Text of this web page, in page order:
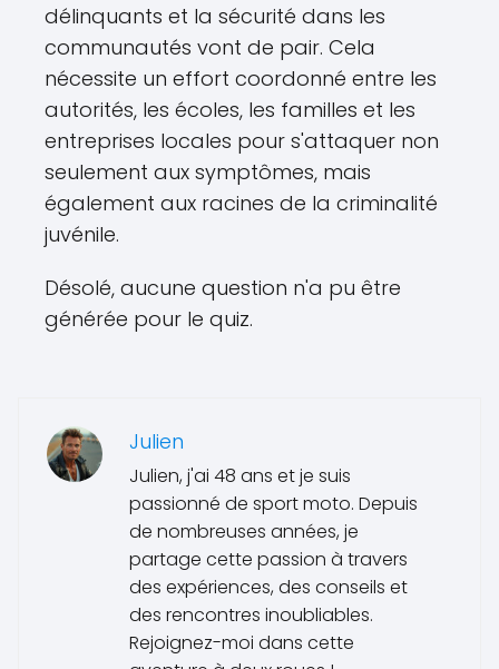
délinquants et la sécurité dans les
communautés vont de pair. Cela
nécessite un effort coordonné entre les
autorités, les écoles, les familles et les
entreprises locales pour s'attaquer non
seulement aux symptômes, mais
également aux racines de la criminalité
juvénile.
Désolé, aucune question n'a pu être
générée pour le quiz.
Julien
Julien, j'ai 48 ans et je suis
passionné de sport moto. Depuis
de nombreuses années, je
partage cette passion à travers
des expériences, des conseils et
des rencontres inoubliables.
Rejoignez-moi dans cette